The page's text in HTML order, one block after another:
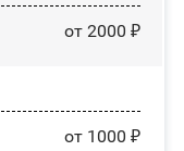
от 2000 ₽
от 1000 ₽